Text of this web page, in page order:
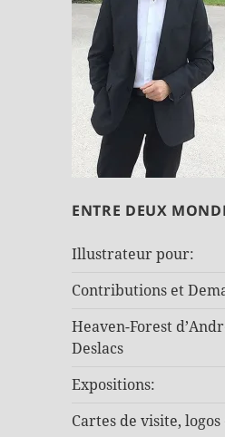
ENTRE DEUX
Illustrateur pour:
Contributions et
Heaven-Forest
Deslacs
Expositions:
Cartes de visite,